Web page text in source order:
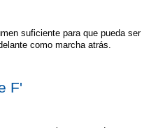
suficiente para que pueda ser
como marcha atrás.
F'